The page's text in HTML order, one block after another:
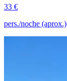
33 €
pers./noche (aprox.)